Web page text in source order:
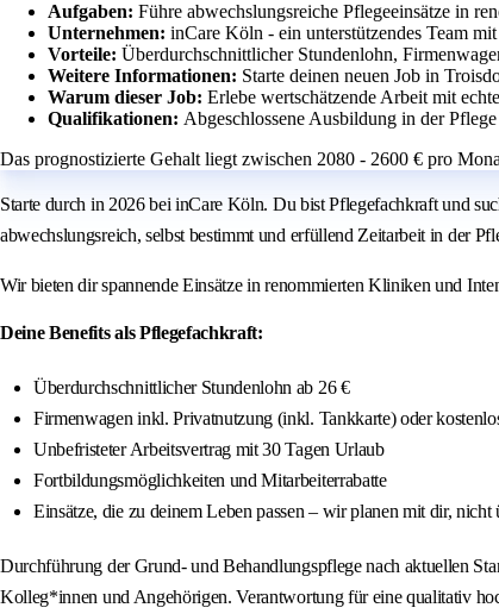
Aufgaben: Führe abwechslungsreiche Pflegeeinsätze in
Unternehmen: inCare Köln - ein unterstützendes Team
Vorteile: Überdurchschnittlicher Stundenlohn,
Weitere Informationen: Starte deinen neuen Job in
Warum dieser Job: Erlebe wertschätzende Arbeit mit
Qualifikationen: Abgeschlossene Ausbildung in der
Das prognostizierte Gehalt liegt zwischen 2080 - 2600 € pro
Starte durch in 2026 bei inCare Köln. Du bist Pflegefachkraft und
abwechslungsreich, selbst bestimmt und erfüllend Zeitarbeit in der
Wir bieten dir spannende Einsätze in renommierten Kliniken und
Deine Benefits als Pflegefachkraft:
Überdurchschnittlicher Stundenlohn ab 26 €
Firmenwagen inkl. Privatnutzung (inkl. Tankkarte) oder
Unbefristeter Arbeitsvertrag mit 30 Tagen Urlaub
Fortbildungsmöglichkeiten und Mitarbeiterrabatte
Einsätze, die zu deinem Leben passen – wir planen mit dir, nicht
Durchführung der Grund- und Behandlungspflege nach aktuellen
Kolleg*innen und Angehörigen. Verantwortung für eine qualitativ